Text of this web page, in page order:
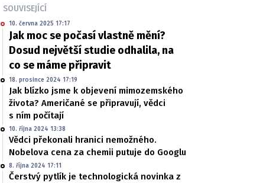
SOUVISEJÍCÍ
10. června 2025 17:17
Jak moc se počasí vlastně mění?
Dosud největší studie odhalila, na
co se máme připravit
18. prosince 2024 17:19
Jak blízko jsme k objevení mimozemského
života? Američané se připravují, vědci
s ním počítají
10. října 2024 13:38
Vědci překonali hranici nemožného.
Nobelova cena za chemii putuje do Googlu
8. října 2024 17:11
Čerstvý pytlík je technologická novinka z